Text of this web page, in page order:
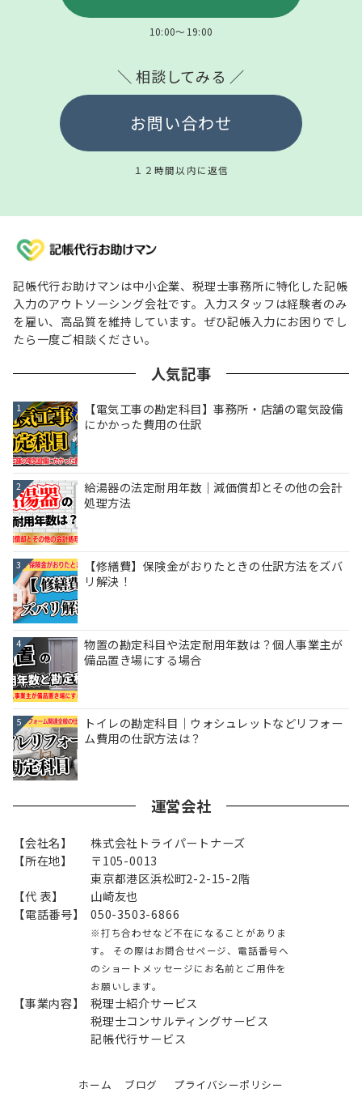
10:00～19:00
＼ 相談してみる ／
お問い合わせ
１２時間以内に返信
記帳代行お助けマンは中小企業、税理士事務所に特化した記帳
入力のアウトソーシング会社です。入力スタッフは経験者のみ
を雇い、高品質を維持しています。ぜひ記帳入力にお困りでし
たら一度ご相談ください。
人気記事
1
【電気工事の勘定科目】事務所・店舗の電気設備
にかかった費用の仕訳
2
給湯器の法定耐用年数｜減価償却とその他の会計
処理方法
3
【修繕費】保険金がおりたときの仕訳方法をズバ
リ解決！
4
物置の勘定科目や法定耐用年数は？個人事業主が
備品置き場にする場合
5
トイレの勘定科目｜ウォシュレットなどリフォー
ム費用の仕訳方法は？
運営会社
【会社名】
株式会社トライパートナーズ
【所在地】
〒105-0013
東京都港区浜松町2-2-15-2階
【代 表】
山崎友也
【電話番号】
050-3503-6866
※打ち合わせなど不在になることがありま
す。 その際はお問合せページ、電話番号へ
のショートメッセージにお名前とご用件を
お願いします。
【事業内容】
税理士紹介サービス
税理士コンサルティングサービス
記帳代行サービス
ホーム ブログ プライバシーポリシー